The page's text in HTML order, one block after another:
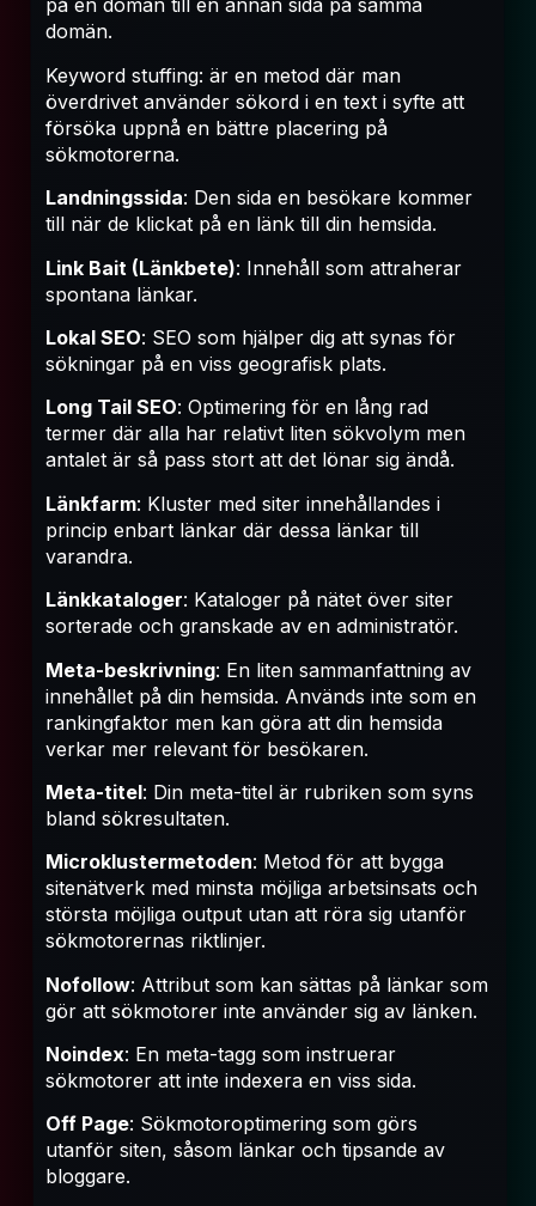
på en domän till en annan sida på samma
domän.
Keyword stuffing: är en metod där man
överdrivet använder sökord i en text i syfte att
försöka uppnå en bättre placering på
sökmotorerna.
Landningssida: Den sida en besökare kommer
till när de klickat på en länk till din hemsida.
Link Bait (Länkbete): Innehåll som attraherar
spontana länkar.
Lokal SEO: SEO som hjälper dig att synas för
sökningar på en viss geografisk plats.
Long Tail SEO: Optimering för en lång rad
termer där alla har relativt liten sökvolym men
antalet är så pass stort att det lönar sig ändå.
Länkfarm: Kluster med siter innehållandes i
princip enbart länkar där dessa länkar till
varandra.
Länkkataloger: Kataloger på nätet över siter
sorterade och granskade av en administratör.
Meta-beskrivning: En liten sammanfattning av
innehållet på din hemsida. Används inte som en
rankingfaktor men kan göra att din hemsida
verkar mer relevant för besökaren.
Meta-titel: Din meta-titel är rubriken som syns
bland sökresultaten.
Microklustermetoden: Metod för att bygga
sitenätverk med minsta möjliga arbetsinsats och
största möjliga output utan att röra sig utanför
sökmotorernas riktlinjer.
Nofollow: Attribut som kan sättas på länkar som
gör att sökmotorer inte använder sig av länken.
Noindex: En meta-tagg som instruerar
sökmotorer att inte indexera en viss sida.
Off Page: Sökmotoroptimering som görs
utanför siten, såsom länkar och tipsande av
bloggare.